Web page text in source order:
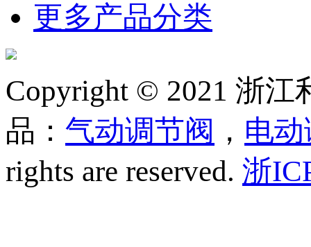
更多产品分类
Copyright © 2021 浙
品： 气动调节阀 ， 电
rights are reserved. 浙